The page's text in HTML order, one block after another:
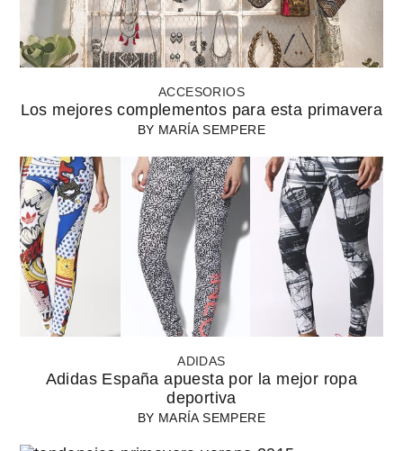
ACCESORIOS
Los mejores complementos para esta primavera
BY MARÍA SEMPERE
ADIDAS
Adidas España apuesta por la mejor ropa
deportiva
BY MARÍA SEMPERE